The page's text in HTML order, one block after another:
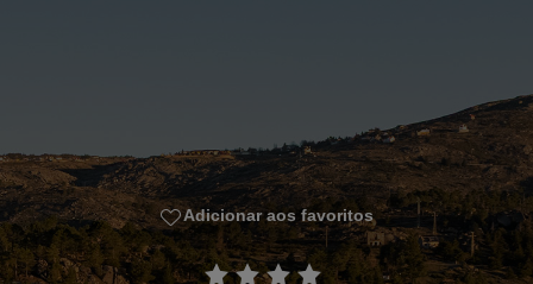
Adicionar aos favoritos